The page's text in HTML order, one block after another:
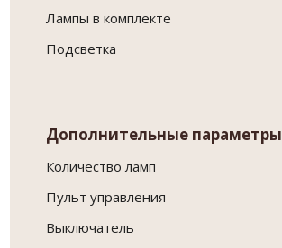
Лампы в комплекте
Подсветка
Дополнительные параметры
Количество ламп
Пульт управления
Выключатель